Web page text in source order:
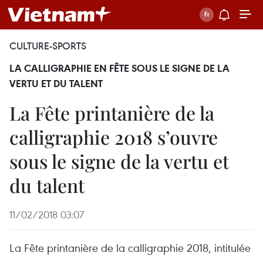
CULTURE-SPORTS
LA CALLIGRAPHIE EN FÊTE SOUS LE SIGNE DE LA
VERTU ET DU TALENT
La Fête printanière de la
calligraphie 2018 s’ouvre
sous le signe de la vertu et
du talent
11/02/2018 03:07
La Fête printanière de la calligraphie 2018, intitulée